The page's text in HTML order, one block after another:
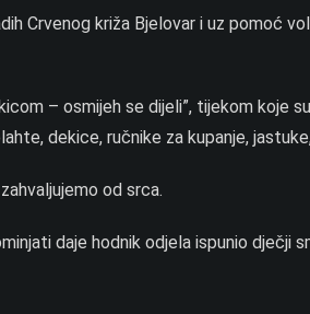
Crvenog križa Bjelovar i uz pomoć
– osmijeh se dijeli”, tijekom koje
dekice, ručnike za kupanje,
od srca.
daje hodnik odjela ispunio dječji